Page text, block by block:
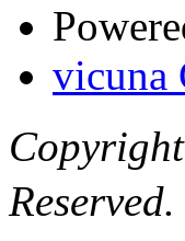
vicuna
Reserved.